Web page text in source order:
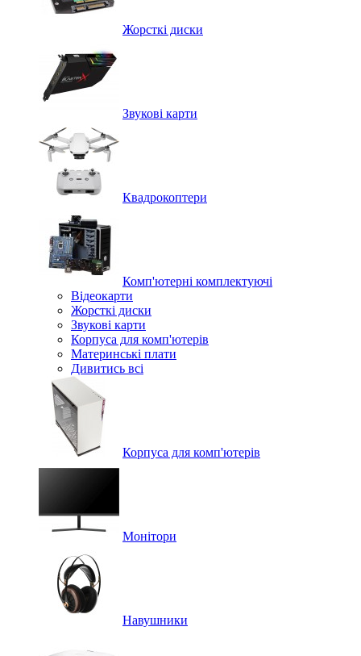
Жорсткі диски
Звукові карти
Квадрокоптери
Комп'ютерні комплектуючі
Відеокарти
Жорсткі диски
Звукові карти
Корпуса для комп'ютерів
Материнські плати
Дивитись всі
Корпуса для комп'ютерів
Монітори
Навушники